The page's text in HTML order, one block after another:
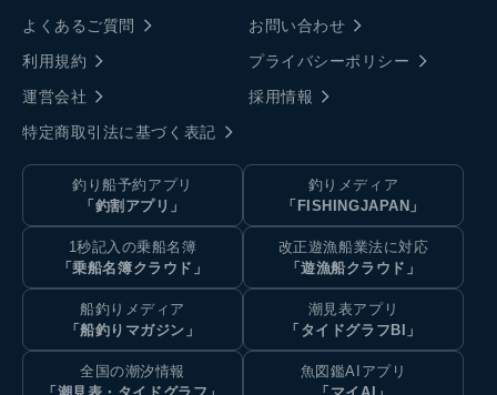
よくあるご質問
お問い合わせ
利用規約
プライバシーポリシー
運営会社
採用情報
特定商取引法に基づく表記
釣り船予約アプリ
「釣割アプリ」
釣りメディア
「FISHINGJAPAN」
1秒記入の乗船名簿
「乗船名簿クラウド」
改正遊漁船業法に対応
「遊漁船クラウド」
船釣りメディア
「船釣りマガジン」
潮見表アプリ
「タイドグラフBI」
全国の潮汐情報
魚図鑑AIアプリ